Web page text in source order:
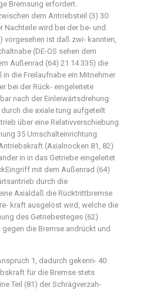
Bremsung erfordert.
dem Antriebsteil (3) 30
Nachteile wird bei der be- und
vorgesehen ist daß zwi- kannten,
(DE-OS sehen dem
Außenrad (64) 21 14 335) die
die Freilaufnabe ein Mitnehmer
bei der Rück- eingeleitete
nach der Einleiwärtsdrehung
die axiale tung aufgeteilt
über eine Relativverschiebung
35 Umschalteinrichtung
(Axialnocken 81, 82)
in in das Getriebe eingeleitet
mit dem Außenrad (64)
durch die
Axialdaß die Rücktrittbremse
kraft ausgelöst wird, welche die
des Getriebesteges (62)
die Bremse andrückt und
1, dadurch gekenn- 40
für die Bremse stets
Teil (81) der Schrägverzah-